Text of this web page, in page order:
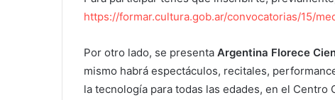
https://formar.cultura.gob.ar/convocatorias/15/
Por otro lado, se presenta Argentina Florece
mismo habrá espectáculos, recitales,
la tecnología para todas las edades, en el